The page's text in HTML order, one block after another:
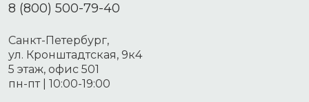
8 (800) 500-79-40
Санкт-Петербург,
ул. Кронштадтская, 9к4
5 этаж, офис 501
пн-пт | 10:00-19:00